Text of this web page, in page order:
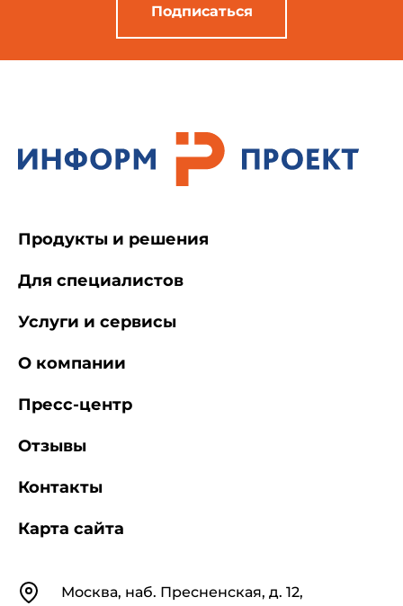
Подписаться
КонтактыМосква, наб. Пресненская, д. 12,
Продукты и решения
Для специалистов
Услуги и сервисы
О компании
Пресс-центр
Отзывы
Контакты
Карта сайта